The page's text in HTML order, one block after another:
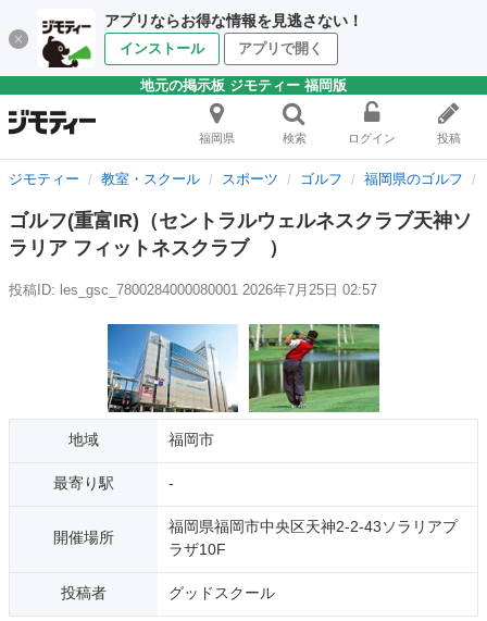
アプリならお得な情報を見逃さない！
インストール アプリで開く
地元の掲示板 ジモティー 福岡版
福岡県 検索 ログイン 投稿
ジモティー 教室・スクール スポーツ ゴルフ 福岡県のゴルフ
ゴルフ(重富IR)（セントラルウェルネスクラブ天神ソ
ラリア フィットネスクラブ ）
投稿ID: les_gsc_7800284000080001 2026年7月25日 02:57
地域 福岡市
最寄り駅 -
開催場所
福岡県福岡市中央区天神2-2-43ソラリアプ
ラザ10F
投稿者 グッドスクール